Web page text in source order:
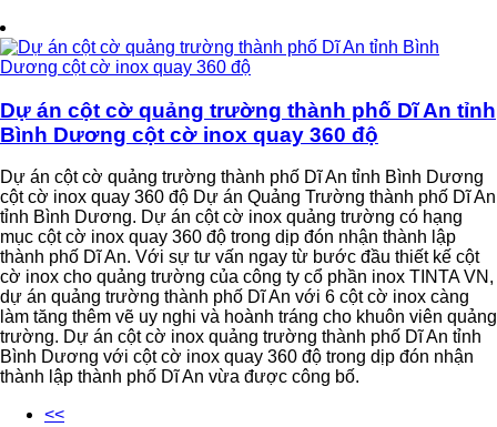
Dự án cột cờ quảng trường thành phố Dĩ An tỉnh
Bình Dương cột cờ inox quay 360 độ
Dự án cột cờ quảng trường thành phố Dĩ An tỉnh Bình Dương
cột cờ inox quay 360 độ Dự án Quảng Trường thành phố Dĩ An
tỉnh Bình Dương. Dự án cột cờ inox quảng trường có hạng
mục cột cờ inox quay 360 độ trong dịp đón nhận thành lập
thành phố Dĩ An. Với sự tư vấn ngay từ bước đầu thiết kế cột
cờ inox cho quảng trường của công ty cổ phần inox TINTA VN,
dự án quảng trường thành phố Dĩ An với 6 cột cờ inox càng
làm tăng thêm vẽ uy nghi và hoành tráng cho khuôn viên quảng
trường. Dự án cột cờ inox quảng trường thành phố Dĩ An tỉnh
Bình Dương với cột cờ inox quay 360 độ trong dịp đón nhận
thành lập thành phố Dĩ An vừa được công bố.
<<